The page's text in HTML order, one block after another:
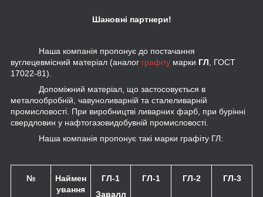
Шановні партнери!
Наша компанія пропонує до постачання
вуглецевмісний матеріал (аналог графіту марки ГЛ , ГОСТ
17022-81).
Допоміжний матеріал, що застосовується в
металообробній, чавуноливарній та сталеливарній
промисловості. При виробництві ливарних фарб, при бурінні
свердловин у нафтогазовидобувній промисловості.
Наша компанія пропонує такі марки графіту ГЛ:
№
Наймен
ування
ГЛ-1
Завалл
ГЛ-1 ГЛ-2 ГЛ-3